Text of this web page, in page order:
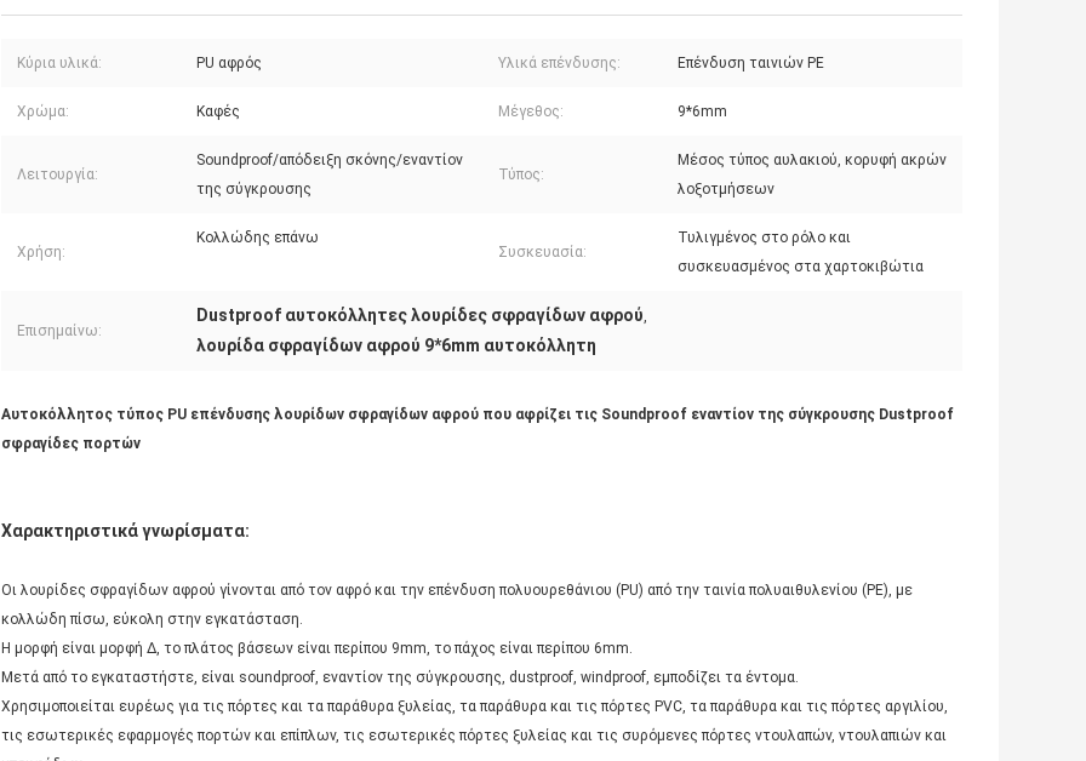
Κύρια υλικά: PU αφρός Υλικά επένδυσης: Επένδυση ταινιών PE
Χρώμα: Καφές Μέγεθος: 9*6mm
Λειτουργία:
Soundproof/απόδειξη σκόνης/εναντίον
της σύγκρουσης
Τύπος:
Μέσος τύπος αυλακιού, κορυφή ακρών
λοξοτμήσεων
Χρήση:
Κολλώδης επάνω
Συσκευασία:
Τυλιγμένος στο ρόλο και
συσκευασμένος στα χαρτοκιβώτια
Επισημαίνω:
Dustproof αυτοκόλλητες λουρίδες σφραγίδων αφρού,
λουρίδα σφραγίδων αφρού 9*6mm αυτοκόλλητη
Αυτοκόλλητος τύπος PU επένδυσης λουρίδων σφραγίδων αφρού που αφρίζει τις Soundproof εναντίον της σύγκρουσης Dustproof
σφραγίδες πορτών
Χαρακτηριστικά γνωρίσματα:
Οι λουρίδες σφραγίδων αφρού γίνονται από τον αφρό και την επένδυση πολυουρεθάνιου (PU) από την ταινία πολυαιθυλενίου (PE), με
κολλώδη πίσω, εύκολη στην εγκατάσταση.
Η μορφή είναι μορφή Δ, το πλάτος βάσεων είναι περίπου 9mm, το πάχος είναι περίπου 6mm.
Μετά από το εγκαταστήστε, είναι soundproof, εναντίον της σύγκρουσης, dustproof, windproof, εμποδίζει τα έντομα.
Χρησιμοποιείται ευρέως για τις πόρτες και τα παράθυρα ξυλείας, τα παράθυρα και τις πόρτες PVC, τα παράθυρα και τις πόρτες αργιλίου,
τις εσωτερικές εφαρμογές πορτών και επίπλων, τις εσωτερικές πόρτες ξυλείας και τις συρόμενες πόρτες ντουλαπών, ντουλαπιών και